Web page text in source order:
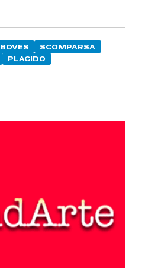
BOVES
SCOMPARSA
PLACIDO